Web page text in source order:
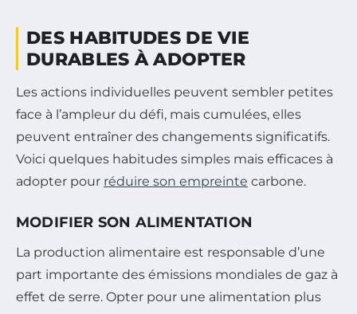
DES HABITUDES DE VIE
DURABLES À ADOPTER
Les actions individuelles peuvent sembler petites
face à l’ampleur du défi, mais cumulées, elles
peuvent entraîner des changements significatifs.
Voici quelques habitudes simples mais efficaces à
adopter pour réduire son empreinte carbone.
MODIFIER SON ALIMENTATION
La production alimentaire est responsable d’une
part importante des émissions mondiales de gaz à
effet de serre. Opter pour une alimentation plus